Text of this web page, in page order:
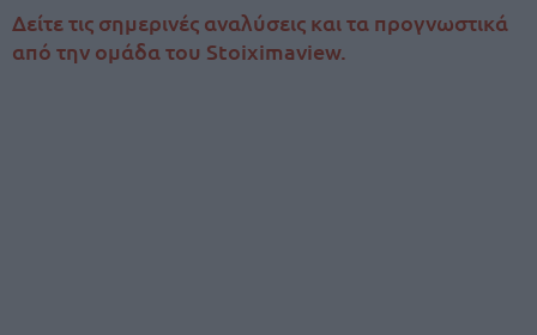
Δείτε τις σημερινές αναλύσεις και τα προγνωστικά
από την ομάδα του Stoiximaview.